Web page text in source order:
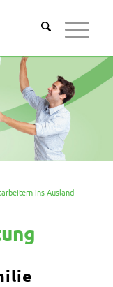
ins Ausland